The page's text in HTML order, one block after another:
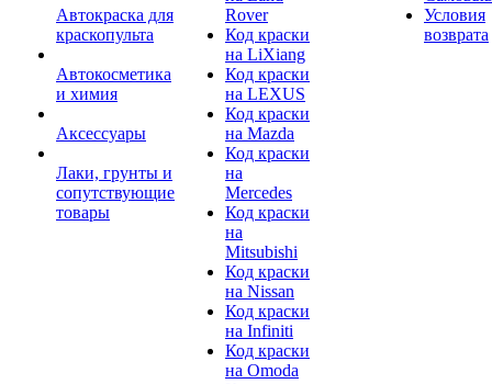
Автокраска для
краскопульта
Автокосметика
и химия
Аксессуары
Лаки, грунты и
сопутствующие
товары
Rover
Код краски
на LiXiang
Код краски
на LEXUS
Код краски
на Mazda
Код краски
на
Mercedes
Код краски
на
Mitsubishi
Код краски
на Nissan
Код краски
на Infiniti
Код краски
на Omoda
Условия
возврата